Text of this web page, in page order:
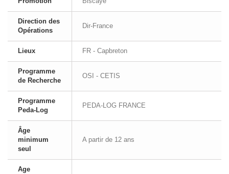
Direction des
Opérations
Dir-France
Lieux FR - Capbreton
Programme
de Recherche
OSI - CETIS
Programme
Peda-Log
PEDA-LOG FRANCE
Âge
minimum
seul
A partir de 12 ans
Age